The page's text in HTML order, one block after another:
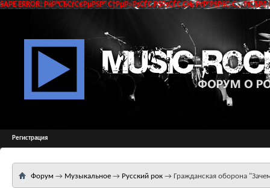
SAPE ERROR: РќР°СЂСѓС€РµРЅР° С†РµР»РѕСЃС‚РЅРѕСЃС‚СЊ РґР°РЅРЅС‹С…
Регистрация
Форум → Музыкальное → Русский рок → Гражданская оборона